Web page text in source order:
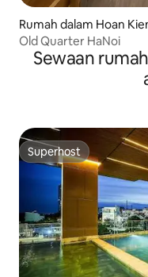
Rumah dalam Hoan
Old Quarter HaNoi
Sewaan
Superhost
Superhost